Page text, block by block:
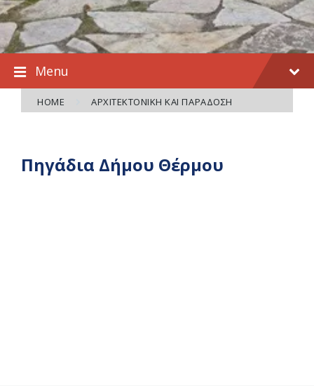
Menu
HOME ΑΡΧΙΤΕΚΤΟΝΙΚΉ ΚΑΙ ΠΑΡΆΔΟΣΗ
Πηγάδια Δήμου Θέρμου